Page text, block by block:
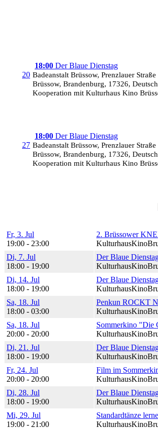
20
18:00 Der Blaue Dienstag
Badeanstalt Brüssow, Prenzlauer Straße
Brüssow, Brandenburg, 17326,
Kooperation mit Kulturhaus Kino
27
18:00 Der Blaue Dienstag
Badeanstalt Brüssow, Prenzlauer Straße
Brüssow, Brandenburg, 17326,
Kooperation mit Kulturhaus Kino
Fr, 3. Jul
19:00 - 23:00
2. Brüssower
Di, 7. Jul
18:00 - 19:00
Der Blaue
Di, 14. Jul
18:00 - 19:00
Der Blaue
Sa, 18. Jul
18:00 - 03:00
Penkun ROCKT
Sa, 18. Jul
20:00 - 20:00
Sommerkino "Die
Di, 21. Jul
18:00 - 19:00
Der Blaue
Fr, 24. Jul
20:00 - 20:00
Film im
Di, 28. Jul
18:00 - 19:00
Der Blaue
Mi, 29. Jul
19:00 - 21:00
Standardtänze